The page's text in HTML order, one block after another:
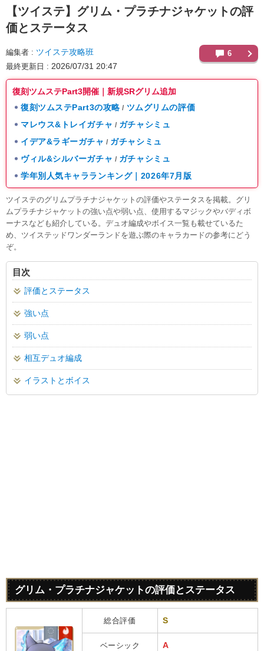
【ツイステ】 グリム・プラチナジャケットの評
価とステータス
編集者 ツイステ攻略班
最終更新日 2026/07/31 20:47
6
復刻ツムステPart3開催｜新規SRグリム追加
復刻ツムステPart3の攻略 / ツムグリムの評価
マレウス&トレイガチャ / ガチャシミュ
イデア&ラギーガチャ / ガチャシミュ
ヴィル&シルバーガチャ / ガチャシミュ
学年別人気キャラランキング｜2026年7月版
ツイステのグリムプラチナジャケットの評価やステータスを掲載。グリ
ムプラチナジャケットの強い点や弱い点、使用するマジックやバディボ
ーナスなども紹介している。デュオ編成やボイス一覧も載せているた
め、ツイステッドワンダーランドを遊ぶ際のキャラカードの参考にどう
ぞ。
目次
評価とステータス
強い点
弱い点
相互デュオ編成
イラストとボイス
グリム・プラチナジャケットの評価とステータス
総合評価 S
ベーシック A